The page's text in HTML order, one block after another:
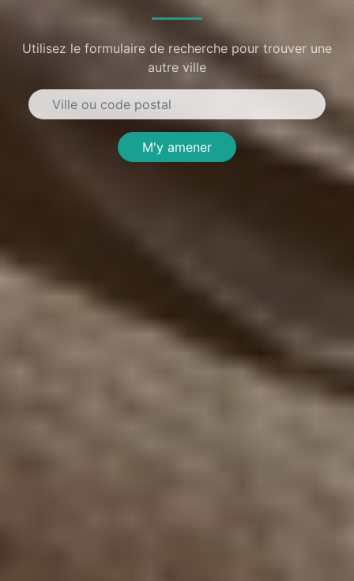
Utilisez le formulaire de recherche pour trouver une
autre ville
M'y amener